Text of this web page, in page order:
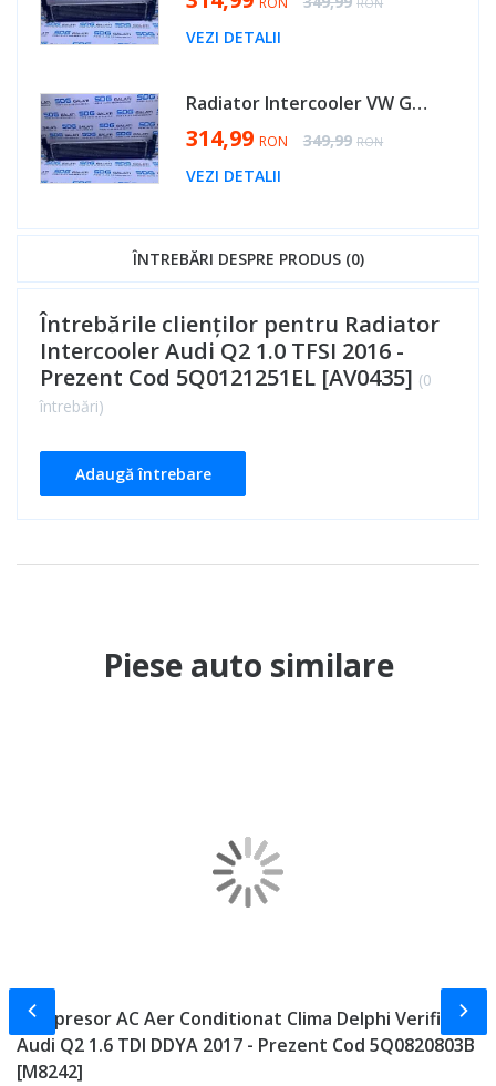
RON
VEZI DETALII
Radiator Intercooler VW Golf 7 1.6 TDI 2013 - 2017 Cod 5Q0121251EL [AV0435]
Special Price
314,99 RON Regular Price
349,99 RON
VEZI DETALII
ÎNTREBĂRI DESPRE PRODUS (0)
Întrebările clienților pentru Radiator
Intercooler Audi Q2 1.0 TFSI 2016 -
Prezent Cod 5Q0121251EL [AV0435] (0
întrebări)
Adaugă întrebare
Piese auto similare
Compresor AC Aer Conditionat Clima Delphi Verificat
Audi Q2 1.6 TDI DDYA 2017 - Prezent Cod 5Q0820803B
[M8242]
Slide-ul anterior